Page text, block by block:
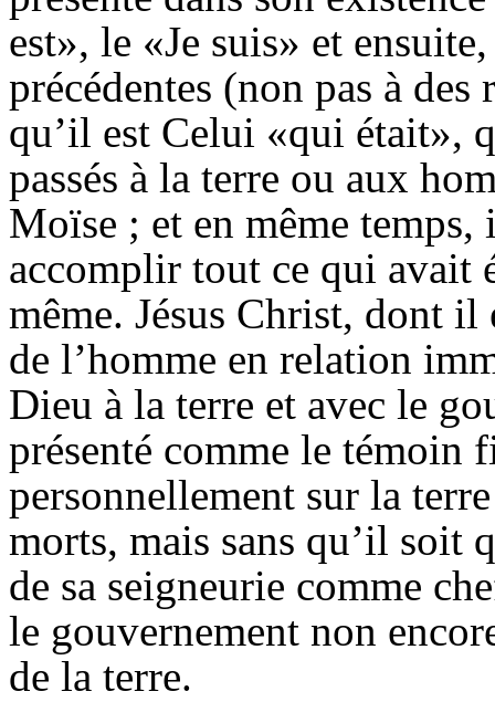
est», le «Je suis» et
précédentes (non pas à
qu’il est Celui «qui était»,
passés à la terre ou aux
Moïse ; et en même
accomplir tout ce qui avait
même. Jésus Christ, dont
de l’homme en relation
Dieu à la terre et avec le
présenté comme le témoin
personnellement sur la
morts, mais sans qu’il soit
de sa seigneurie comme
le gouvernement non
de la terre.